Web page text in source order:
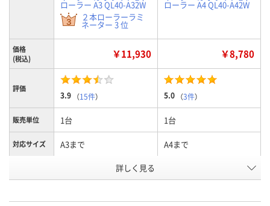
ローラー A3 QL40-A32W
２本ローラーラミ
ネーター 3 位
ローラー A4 QL40-A42W
価格
(税込)
￥11,930 ￥8,780
評価
3.9 （15件） 5.0 （3件）
販売単位 1台 1台
対応サイズ A3まで A4まで
詳しく見る